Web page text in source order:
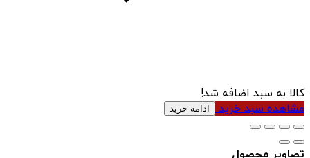
کالا به سبد اضافه شد!
مشاهده سبد خرید ادامه خرید
تصاویر محصول